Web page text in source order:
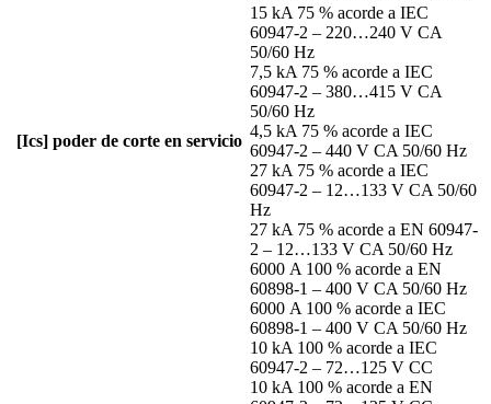
[Ics] poder de corte en servicio
15 kA 75 % acorde a IEC
60947-2 – 220…240 V CA
50/60 Hz
7,5 kA 75 % acorde a IEC
60947-2 – 380…415 V CA
50/60 Hz
4,5 kA 75 % acorde a IEC
60947-2 – 440 V CA 50/60 Hz
27 kA 75 % acorde a IEC
60947-2 – 12…133 V CA 50/60
Hz
27 kA 75 % acorde a EN 60947-
2 – 12…133 V CA 50/60 Hz
6000 A 100 % acorde a EN
60898-1 – 400 V CA 50/60 Hz
6000 A 100 % acorde a IEC
60898-1 – 400 V CA 50/60 Hz
10 kA 100 % acorde a IEC
60947-2 – 72…125 V CC
10 kA 100 % acorde a EN